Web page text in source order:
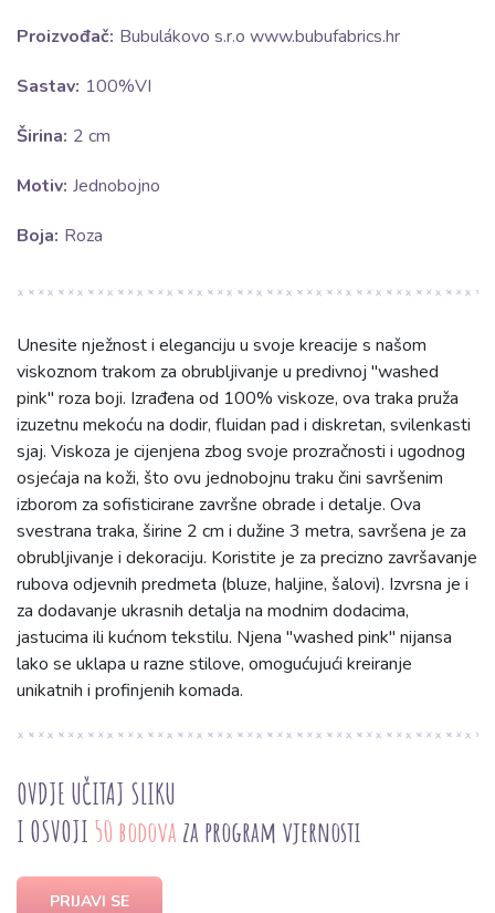
Proizvođač: Bubulákovo s.r.o www.bubufabrics.hr
Sastav: 100%VI
Širina: 2 cm
Motiv: Jednobojno
Boja: Roza
Unesite nježnost i eleganciju u svoje kreacije s našom
viskoznom trakom za obrubljivanje u predivnoj "washed
pink" roza boji. Izrađena od 100% viskoze, ova traka pruža
izuzetnu mekoću na dodir, fluidan pad i diskretan, svilenkasti
sjaj. Viskoza je cijenjena zbog svoje prozračnosti i ugodnog
osjećaja na koži, što ovu jednobojnu traku čini savršenim
izborom za sofisticirane završne obrade i detalje. Ova
svestrana traka, širine 2 cm i dužine 3 metra, savršena je za
obrubljivanje i dekoraciju. Koristite je za precizno završavanje
rubova odjevnih predmeta (bluze, haljine, šalovi). Izvrsna je i
za dodavanje ukrasnih detalja na modnim dodacima,
jastucima ili kućnom tekstilu. Njena "washed pink" nijansa
lako se uklapa u razne stilove, omogućujući kreiranje
unikatnih i profinjenih komada.
OVDJE UČITAJ SLIKU
I OSVOJI 50 bodova za program vjernosti
PRIJAVI SE